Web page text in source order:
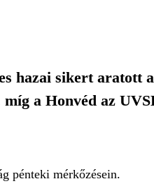
hazai sikert
a Honvéd az
pénteki mérkőzésein.